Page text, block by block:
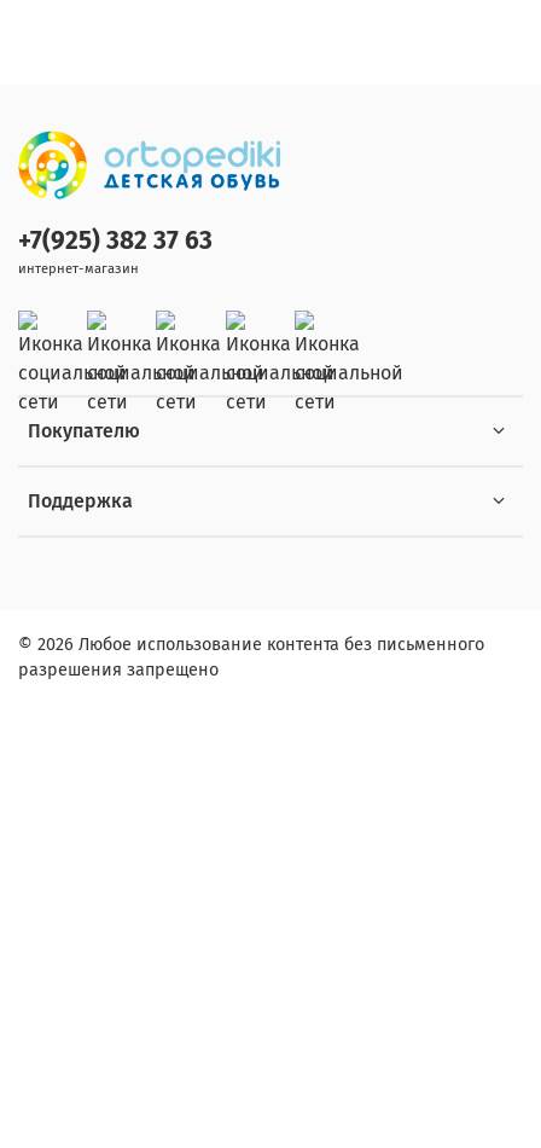
Покупателю
Поддержка
+7(925) 382 37 63
интернет-магазин
© 2026 Любое использование контента без письменного
разрешения запрещено